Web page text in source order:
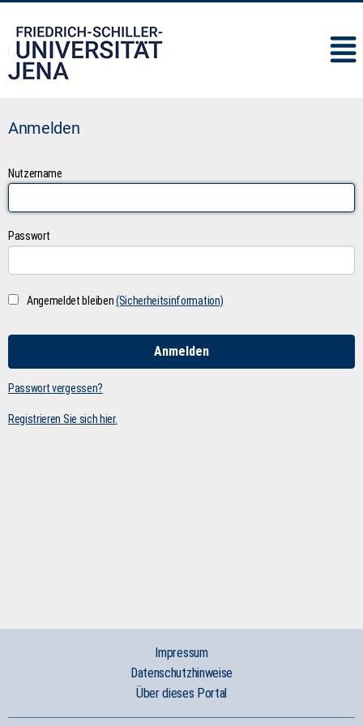
Anmelden
Nutzername
Passwort
Angemeldet bleiben(Sicherheitsinformation)
Passwort vergessen?
Registrieren Sie sich hier.
Impressum
Datenschutzhinweise
Über dieses Portal